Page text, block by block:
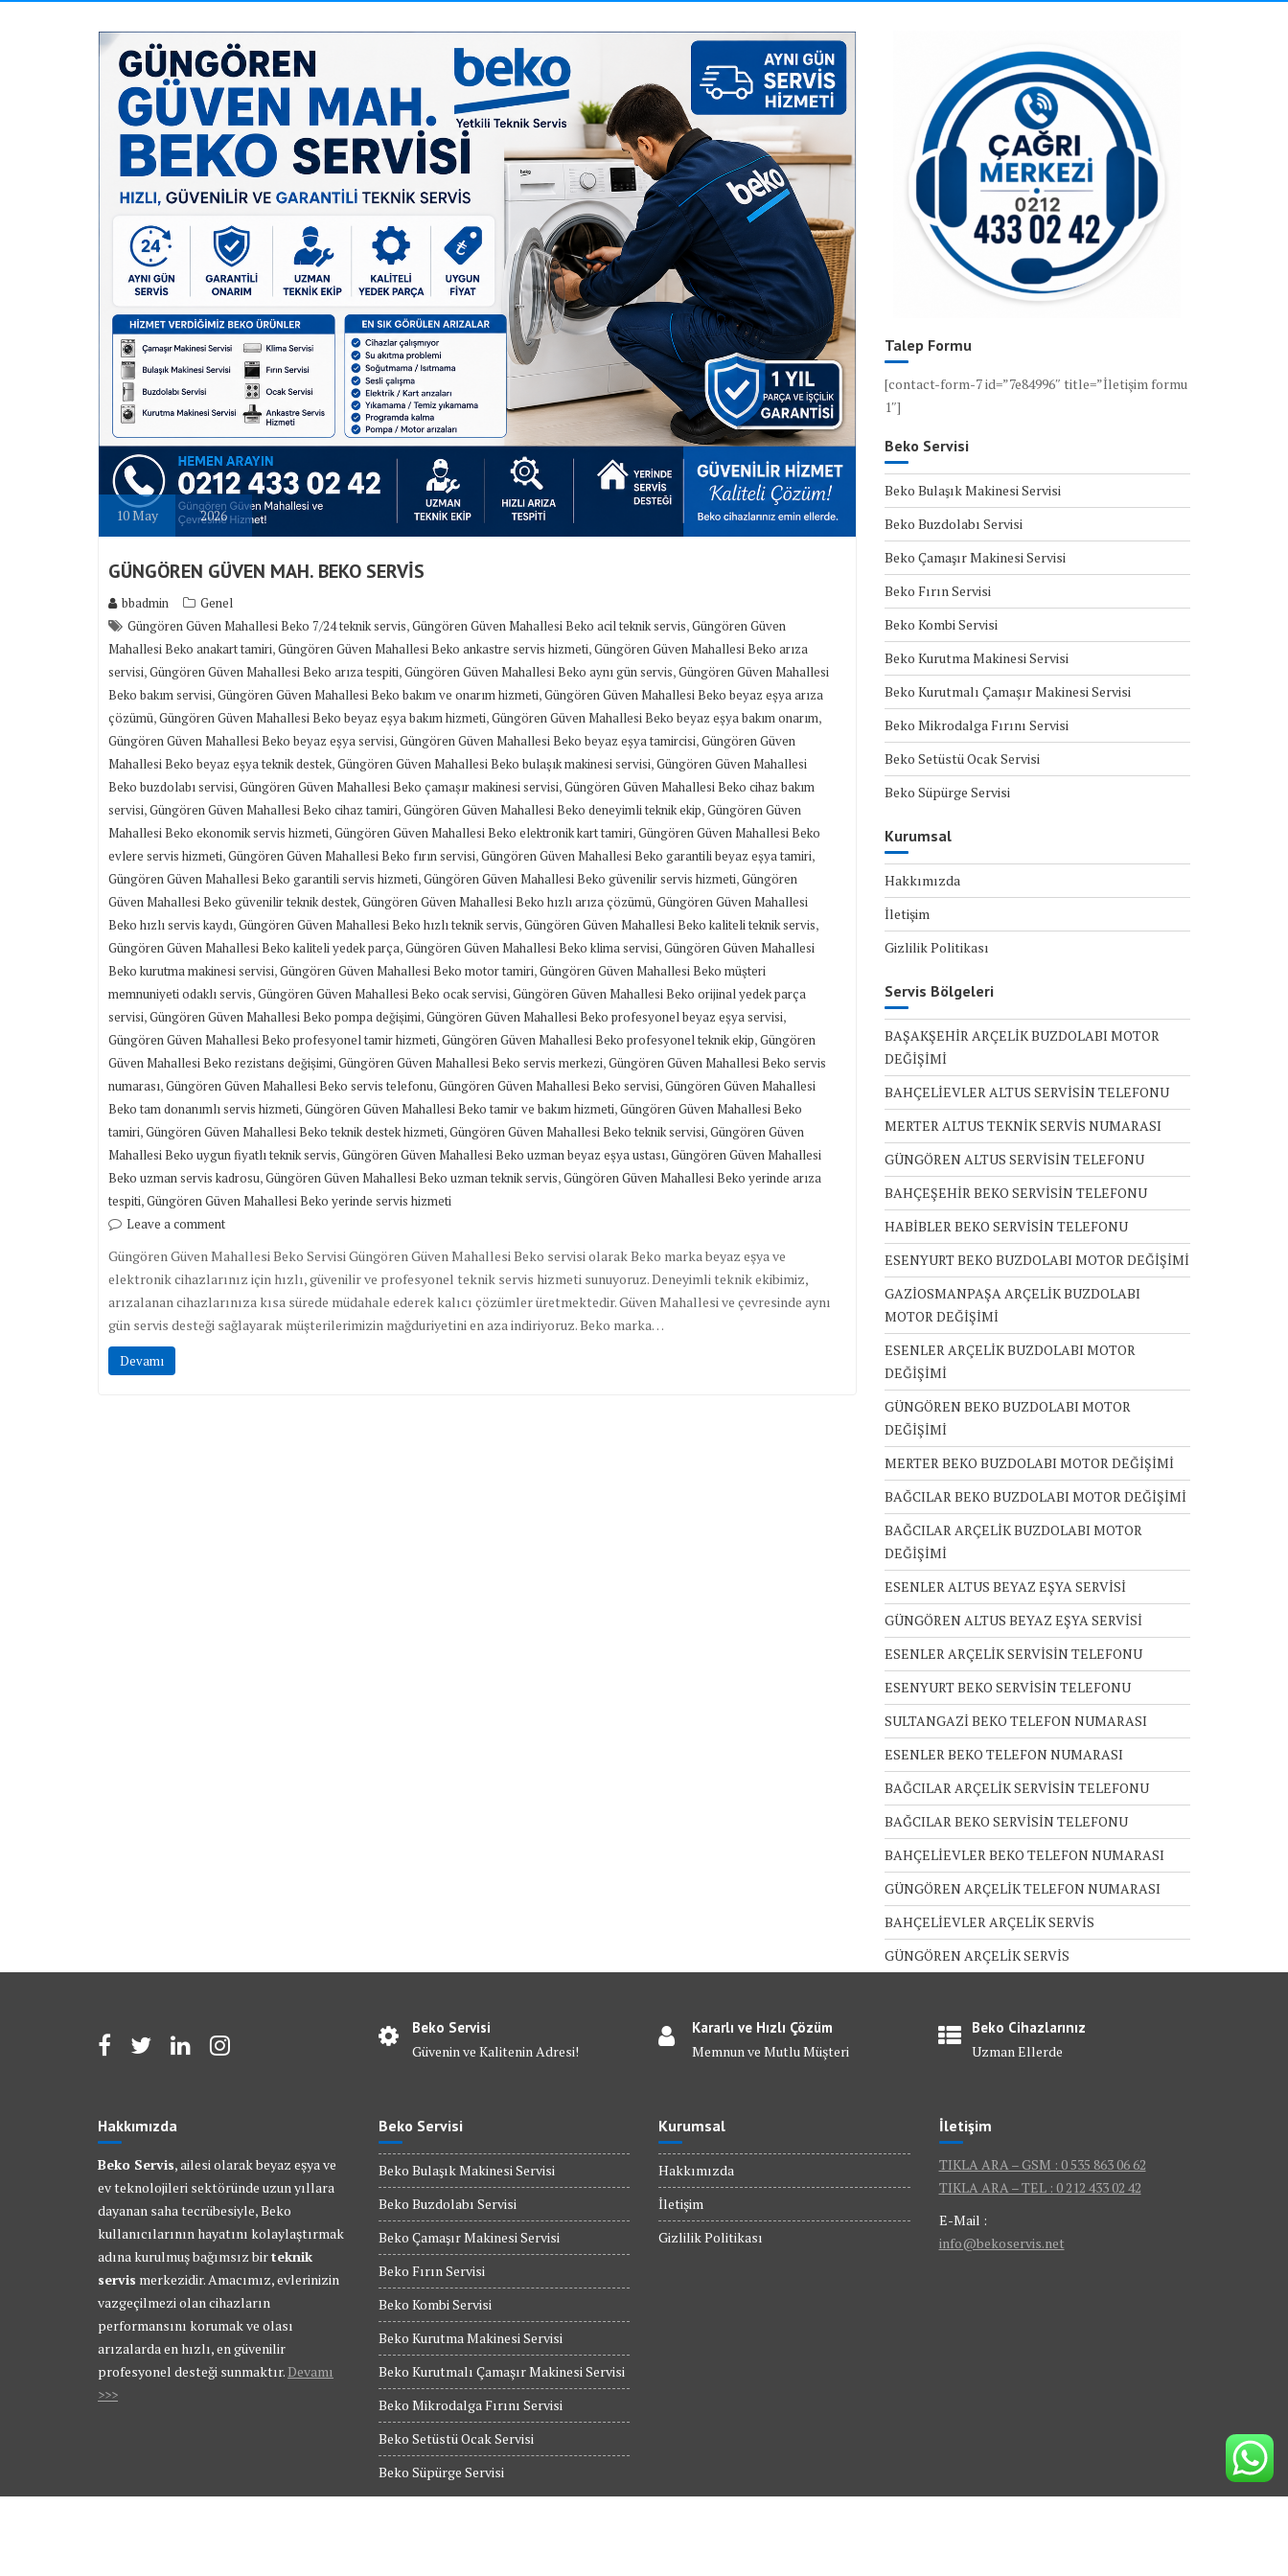
10May 2026
GÜNGÖREN GÜVEN MAH. BEKO SERVİS
bbadmin
Genel
Güngören Güven Mahallesi Beko 7/24 teknik servis,Güngören Güven Mahallesi Beko acil teknik servis,Güngören Güven
Mahallesi Beko anakart tamiri,Güngören Güven Mahallesi Beko ankastre servis hizmeti,Güngören Güven Mahallesi Beko arıza
servisi,Güngören Güven Mahallesi Beko arıza tespiti,Güngören Güven Mahallesi Beko aynı gün servis,Güngören Güven Mahallesi
Beko bakım servisi,Güngören Güven Mahallesi Beko bakım ve onarım hizmeti,Güngören Güven Mahallesi Beko beyaz eşya arıza
çözümü,Güngören Güven Mahallesi Beko beyaz eşya bakım hizmeti,Güngören Güven Mahallesi Beko beyaz eşya bakım onarım,
Güngören Güven Mahallesi Beko beyaz eşya servisi,Güngören Güven Mahallesi Beko beyaz eşya tamircisi,Güngören Güven
Mahallesi Beko beyaz eşya teknik destek,Güngören Güven Mahallesi Beko bulaşık makinesi servisi,Güngören Güven Mahallesi
Beko buzdolabı servisi,Güngören Güven Mahallesi Beko çamaşır makinesi servisi,Güngören Güven Mahallesi Beko cihaz bakım
servisi,Güngören Güven Mahallesi Beko cihaz tamiri,Güngören Güven Mahallesi Beko deneyimli teknik ekip,Güngören Güven
Mahallesi Beko ekonomik servis hizmeti,Güngören Güven Mahallesi Beko elektronik kart tamiri,Güngören Güven Mahallesi Beko
evlere servis hizmeti,Güngören Güven Mahallesi Beko fırın servisi,Güngören Güven Mahallesi Beko garantili beyaz eşya tamiri,
Güngören Güven Mahallesi Beko garantili servis hizmeti,Güngören Güven Mahallesi Beko güvenilir servis hizmeti,Güngören
Güven Mahallesi Beko güvenilir teknik destek,Güngören Güven Mahallesi Beko hızlı arıza çözümü,Güngören Güven Mahallesi
Beko hızlı servis kaydı,Güngören Güven Mahallesi Beko hızlı teknik servis,Güngören Güven Mahallesi Beko kaliteli teknik servis,
Güngören Güven Mahallesi Beko kaliteli yedek parça,Güngören Güven Mahallesi Beko klima servisi,Güngören Güven Mahallesi
Beko kurutma makinesi servisi,Güngören Güven Mahallesi Beko motor tamiri,Güngören Güven Mahallesi Beko müşteri
memnuniyeti odaklı servis,Güngören Güven Mahallesi Beko ocak servisi,Güngören Güven Mahallesi Beko orijinal yedek parça
servisi,Güngören Güven Mahallesi Beko pompa değişimi,Güngören Güven Mahallesi Beko profesyonel beyaz eşya servisi,
Güngören Güven Mahallesi Beko profesyonel tamir hizmeti,Güngören Güven Mahallesi Beko profesyonel teknik ekip,Güngören
Güven Mahallesi Beko rezistans değişimi,Güngören Güven Mahallesi Beko servis merkezi,Güngören Güven Mahallesi Beko servis
numarası,Güngören Güven Mahallesi Beko servis telefonu,Güngören Güven Mahallesi Beko servisi,Güngören Güven Mahallesi
Beko tam donanımlı servis hizmeti,Güngören Güven Mahallesi Beko tamir ve bakım hizmeti,Güngören Güven Mahallesi Beko
tamiri,Güngören Güven Mahallesi Beko teknik destek hizmeti,Güngören Güven Mahallesi Beko teknik servisi,Güngören Güven
Mahallesi Beko uygun fiyatlı teknik servis,Güngören Güven Mahallesi Beko uzman beyaz eşya ustası,Güngören Güven Mahallesi
Beko uzman servis kadrosu,Güngören Güven Mahallesi Beko uzman teknik servis,Güngören Güven Mahallesi Beko yerinde arıza
tespiti,Güngören Güven Mahallesi Beko yerinde servis hizmeti
Leave a comment
Güngören Güven Mahallesi Beko Servisi Güngören Güven Mahallesi Beko servisi olarak Beko marka beyaz eşya ve
elektronik cihazlarınız için hızlı, güvenilir ve profesyonel teknik servis hizmeti sunuyoruz. Deneyimli teknik ekibimiz,
arızalanan cihazlarınıza kısa sürede müdahale ederek kalıcı çözümler üretmektedir. Güven Mahallesi ve çevresinde aynı
gün servis desteği sağlayarak müşterilerimizin mağduriyetini en aza indiriyoruz. Beko marka…
Devamı
Talep Formu
[contact-form-7 id=”7e84996″ title=”İletişim formu
1″]
Beko Servisi
Beko Bulaşık Makinesi Servisi
Beko Buzdolabı Servisi
Beko Çamaşır Makinesi Servisi
Beko Fırın Servisi
Beko Kombi Servisi
Beko Kurutma Makinesi Servisi
Beko Kurutmalı Çamaşır Makinesi Servisi
Beko Mikrodalga Fırını Servisi
Beko Setüstü Ocak Servisi
Beko Süpürge Servisi
Kurumsal
Hakkımızda
İletişim
Gizlilik Politikası
Servis Bölgeleri
BAŞAKŞEHİR ARÇELİK BUZDOLABI MOTOR
DEĞİŞİMİ
BAHÇELİEVLER ALTUS SERVİSİN TELEFONU
MERTER ALTUS TEKNİK SERVİS NUMARASI
GÜNGÖREN ALTUS SERVİSİN TELEFONU
BAHÇEŞEHİR BEKO SERVİSİN TELEFONU
HABİBLER BEKO SERVİSİN TELEFONU
ESENYURT BEKO BUZDOLABI MOTOR DEĞİŞİMİ
GAZİOSMANPAŞA ARÇELİK BUZDOLABI
MOTOR DEĞİŞİMİ
ESENLER ARÇELİK BUZDOLABI MOTOR
DEĞİŞİMİ
GÜNGÖREN BEKO BUZDOLABI MOTOR
DEĞİŞİMİ
MERTER BEKO BUZDOLABI MOTOR DEĞİŞİMİ
BAĞCILAR BEKO BUZDOLABI MOTOR DEĞİŞİMİ
BAĞCILAR ARÇELİK BUZDOLABI MOTOR
DEĞİŞİMİ
ESENLER ALTUS BEYAZ EŞYA SERVİSİ
GÜNGÖREN ALTUS BEYAZ EŞYA SERVİSİ
ESENLER ARÇELİK SERVİSİN TELEFONU
ESENYURT BEKO SERVİSİN TELEFONU
SULTANGAZİ BEKO TELEFON NUMARASI
ESENLER BEKO TELEFON NUMARASI
BAĞCILAR ARÇELİK SERVİSİN TELEFONU
BAĞCILAR BEKO SERVİSİN TELEFONU
BAHÇELİEVLER BEKO TELEFON NUMARASI
GÜNGÖREN ARÇELİK TELEFON NUMARASI
BAHÇELİEVLER ARÇELİK SERVİS
GÜNGÖREN ARÇELİK SERVİS
Beko Servisi
Güvenin ve Kalitenin Adresi!
Kararlı ve Hızlı Çözüm
Memnun ve Mutlu Müşteri
Beko Cihazlarınız
Uzman Ellerde
Hakkımızda
Beko Servis, ailesi olarak beyaz eşya ve
ev teknolojileri sektöründe uzun yıllara
dayanan saha tecrübesiyle, Beko
kullanıcılarının hayatını kolaylaştırmak
adına kurulmuş bağımsız birteknik
servis merkezidir. Amacımız, evlerinizin
vazgeçilmezi olan cihazların
performansını korumak ve olası
arızalarda en hızlı, en güvenilir
profesyonel desteği sunmaktır. Devamı
>>>
Beko Servisi
Beko Bulaşık Makinesi Servisi
Beko Buzdolabı Servisi
Beko Çamaşır Makinesi Servisi
Beko Fırın Servisi
Beko Kombi Servisi
Beko Kurutma Makinesi Servisi
Beko Kurutmalı Çamaşır Makinesi Servisi
Beko Mikrodalga Fırını Servisi
Beko Setüstü Ocak Servisi
Beko Süpürge Servisi
Kurumsal
Hakkımızda
İletişim
Gizlilik Politikası
İletişim
TIKLA ARA – GSM : 0 535 863 06 62
TIKLA ARA – TEL : 0 212 433 02 42
E-Mail :
info@bekoservis.net